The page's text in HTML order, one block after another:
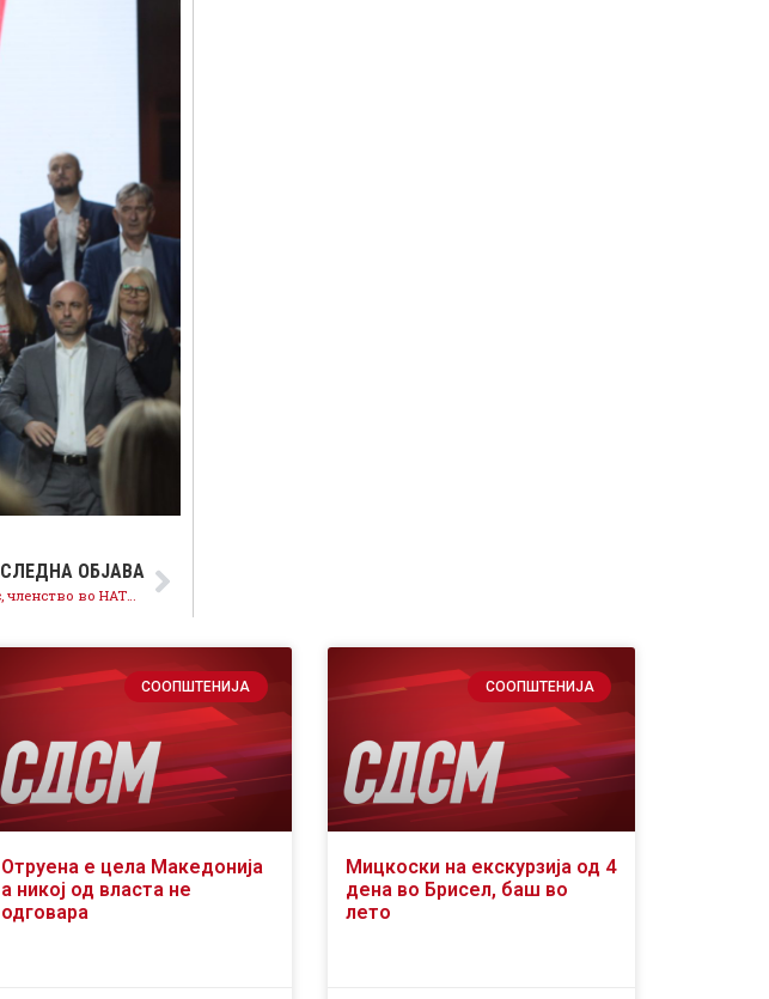
СЛЕДНА ОБЈАВА
СООПШТЕНИЈА
Отруена е цела Македонија
а никој од власта не
одговара
СООПШТЕНИЈА
Мицкоски на екскурзија од 4
дена во Брисел, баш во
лето